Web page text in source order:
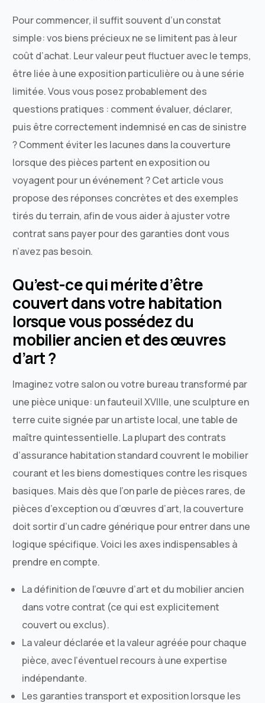
Pour commencer, il suffit souvent d’un constat
simple: vos biens précieux ne se limitent pas à leur
coût d’achat. Leur valeur peut fluctuer avec le temps,
être liée à une exposition particulière ou à une série
limitée. Vous vous posez probablement des
questions pratiques : comment évaluer, déclarer,
puis être correctement indemnisé en cas de sinistre
? Comment éviter les lacunes dans la couverture
lorsque des pièces partent en exposition ou
voyagent pour un événement ? Cet article vous
propose des réponses concrètes et des exemples
tirés du terrain, afin de vous aider à ajuster votre
contrat sans payer pour des garanties dont vous
n’avez pas besoin.
Qu’est-ce qui mérite d’être
couvert dans votre habitation
lorsque vous possédez du
mobilier ancien et des œuvres
d’art ?
Imaginez votre salon ou votre bureau transformé par
une pièce unique: un fauteuil XVIIIe, une sculpture en
terre cuite signée par un artiste local, une table de
maître quintessentielle. La plupart des contrats
d’assurance habitation standard couvrent le mobilier
courant et les biens domestiques contre les risques
basiques. Mais dès que l’on parle de pièces rares, de
pièces d’exception ou d’œuvres d’art, la couverture
doit sortir d’un cadre générique pour entrer dans une
logique spécifique. Voici les axes indispensables à
prendre en compte.
La définition de l’œuvre d’art et du mobilier ancien
dans votre contrat (ce qui est explicitement
couvert ou exclus).
La valeur déclarée et la valeur agréée pour chaque
pièce, avec l’éventuel recours à une expertise
indépendante.
Les garanties transport et exposition lorsque les